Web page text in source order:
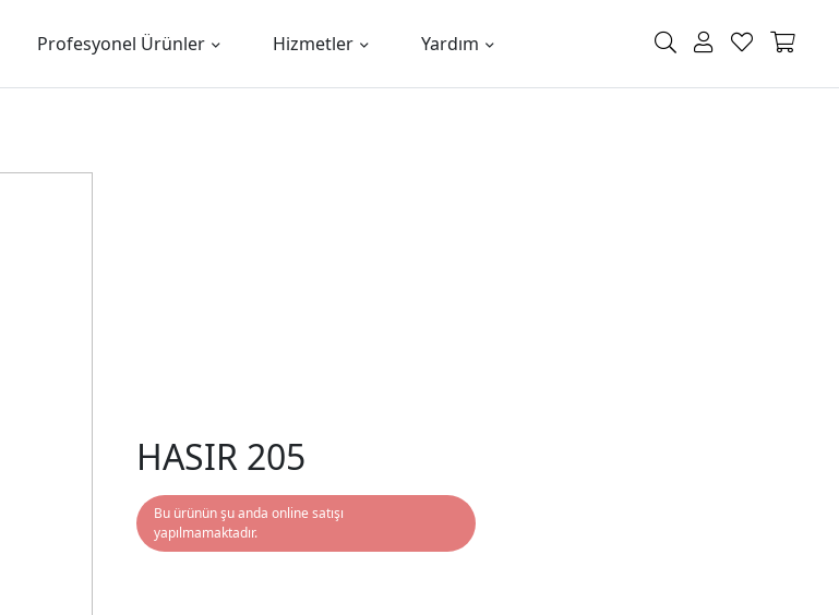
Profesyonel Ürünler Hizmetler Yardım
HASIR 205
Bu ürünün şu anda online satışı
yapılmamaktadır.